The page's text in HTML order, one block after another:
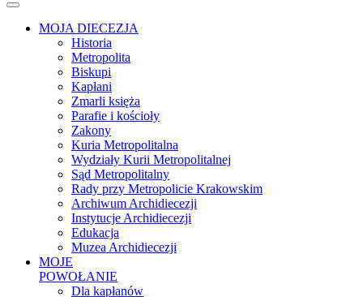
MOJA DIECEZJA
Historia
Metropolita
Biskupi
Kapłani
Zmarli księża
Parafie i kościoły
Zakony
Kuria Metropolitalna
Wydziały Kurii Metropolitalnej
Sąd Metropolitalny
Rady przy Metropolicie Krakowskim
Archiwum Archidiecezji
Instytucje Archidiecezji
Edukacja
Muzea Archidiecezji
MOJE
POWOŁANIE
Dla kapłanów